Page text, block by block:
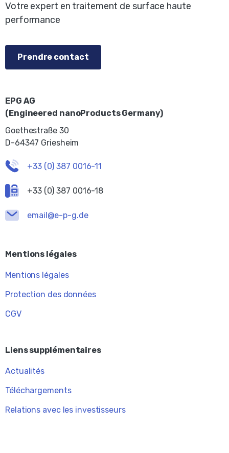
Votre expert en traitement de surface haute
performance
Prendre contact
EPG AG
(Engineered nanoProducts Germany)
Goethestraße 30
D-64347 Griesheim
+33 (0) 387 0016-11
+33 (0) 387 0016-18
email@e-p-g.de
Mentions légales
Mentions légales
Protection des données
CGV
Liens supplémentaires
Actualités
Téléchargements
Relations avec les investisseurs